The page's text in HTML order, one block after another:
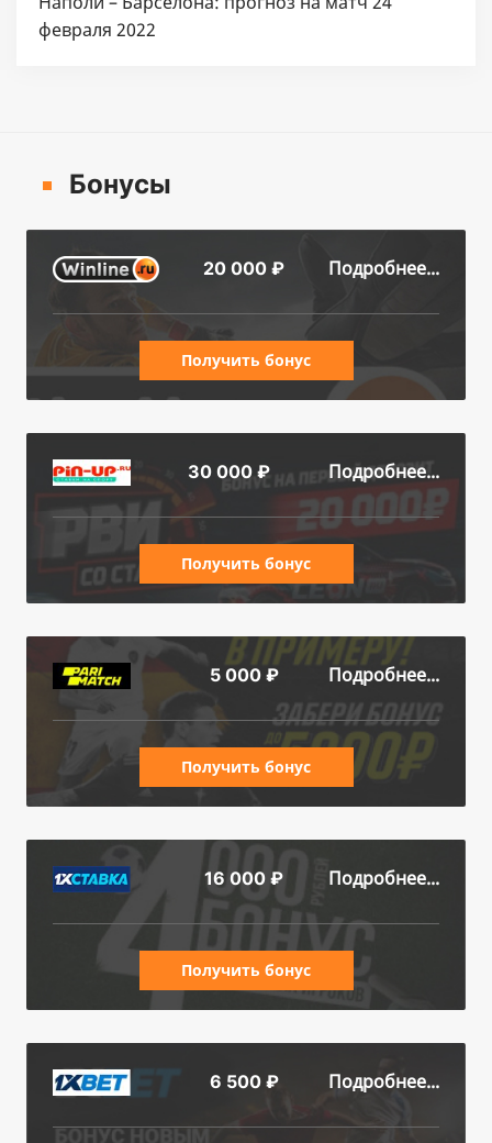
февраля 2022
Бонусы
20 000 ₽ Подробнее...
Получить бонус
30 000 ₽ Подробнее...
Получить бонус
5 000 ₽ Подробнее...
Получить бонус
16 000 ₽ Подробнее...
Получить бонус
6 500 ₽ Подробнее...